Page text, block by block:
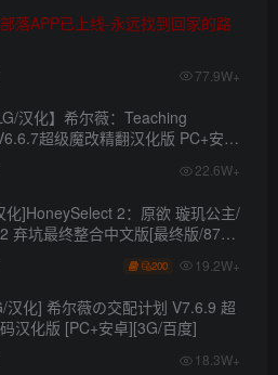
落APP已上线-永远找到回家的路
77.9W+
汉化】希尔薇：Teaching
超级魔改精翻汉化版 PC+安卓
22.6W+
化]HoneySelect 2：原欲 璇玑公主/
弃坑最终整合中文版[最终版/87G/
200 19.2W+
汉化] 希尔薇の交配计划 V7.6.9 超
汉化版 [PC+安卓][3G/百度]
18.3W+